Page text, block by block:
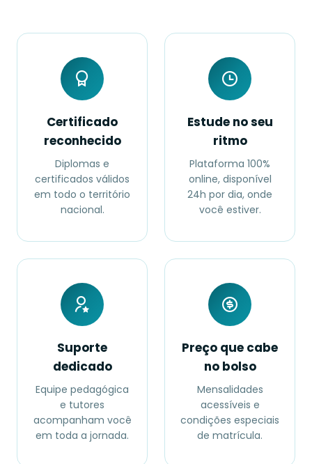
Certificado
reconhecido
Diplomas e
certificados válidos
em todo o território
nacional.
Estude no seu
ritmo
Plataforma 100%
online, disponível
24h por dia, onde
você estiver.
Suporte
dedicado
Equipe pedagógica
e tutores
acompanham você
em toda a jornada.
Preço que cabe
no bolso
Mensalidades
acessíveis e
condições especiais
de matrícula.